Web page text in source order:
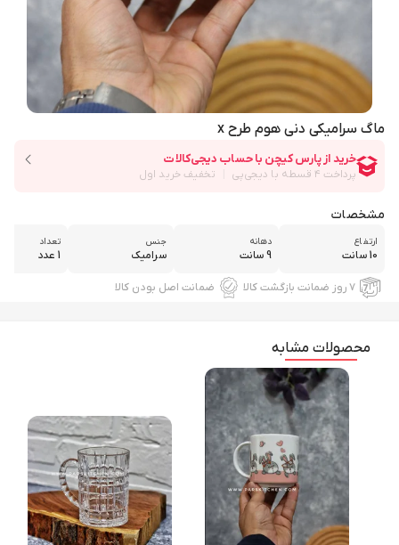
ماگ سرامیکی دنی هوم طرح x
مشخصات
ارتفاع
10 سانت
دهانه
9 سانت
جنس
سرامیک
تعداد
1 عدد
۷ روز ضمانت بازگشت کالا ضمانت اصل بودن کالا
محصولات مشابه